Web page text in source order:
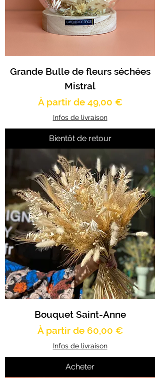
Grande Bulle de fleurs séchées
Mistral
À partir de 49,00 €
Prix promotionnel
Infos de livraison
Bientôt de retour
Bouquet Saint-Anne
À partir de 60,00 €
Prix promotionnel
Infos de livraison
Acheter